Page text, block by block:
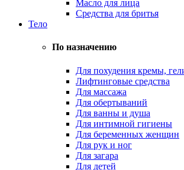
Масло для лица
Средства для бритья
Тело
По назначению
Для похудения кремы,
Лифтинговые средства
Для массажа
Для обертываний
Для ванны и душа
Для интимной гигиены
Для беременных женщин
Для рук и ног
Для загара
Для детей